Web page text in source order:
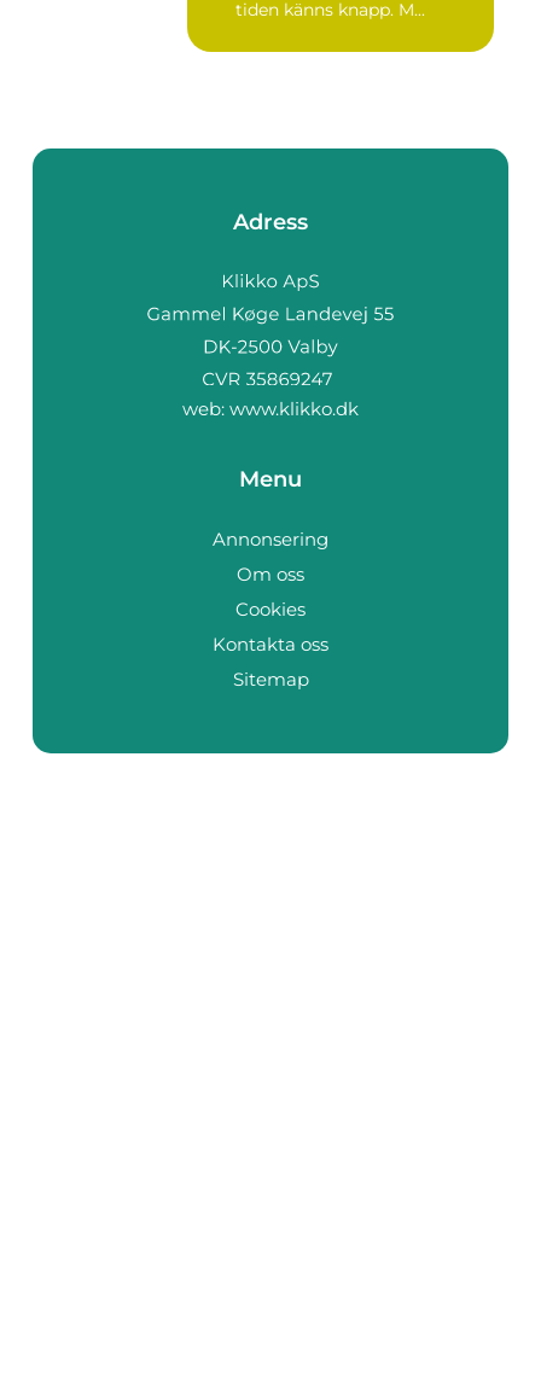
tiden känns knapp. M...
Adress
web: www.klikko.dk
Menu
Annonsering
Om oss
Cookies
Kontakta oss
Sitemap